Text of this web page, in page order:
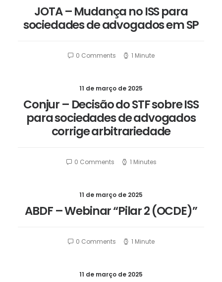
JOTA – Mudança no ISS para
sociedades de advogados em SP
0 Comments 1 Minute
11 de março de 2025
Conjur – Decisão do STF sobre ISS
para sociedades de advogados
corrige arbitrariedade
0 Comments 1 Minutes
11 de março de 2025
ABDF – Webinar “Pilar 2 (OCDE)”
0 Comments 1 Minute
11 de março de 2025